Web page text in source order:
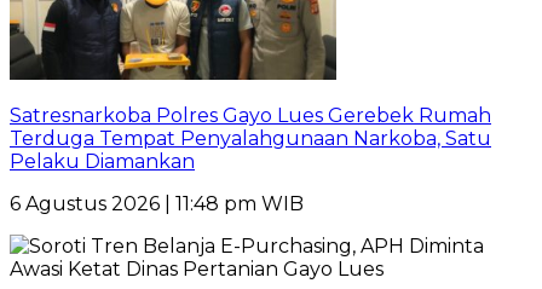
Satresnarkoba Polres Gayo Lues Gerebek Rumah
Terduga Tempat Penyalahgunaan Narkoba, Satu
Pelaku Diamankan
6 Agustus 2026 | 11:48 pm WIB